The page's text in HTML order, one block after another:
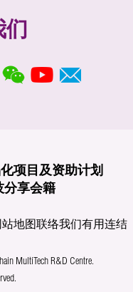
们
项目及资助计划
分享会籍
站地图联络我们有用连结
MultiTech R&D Centre.